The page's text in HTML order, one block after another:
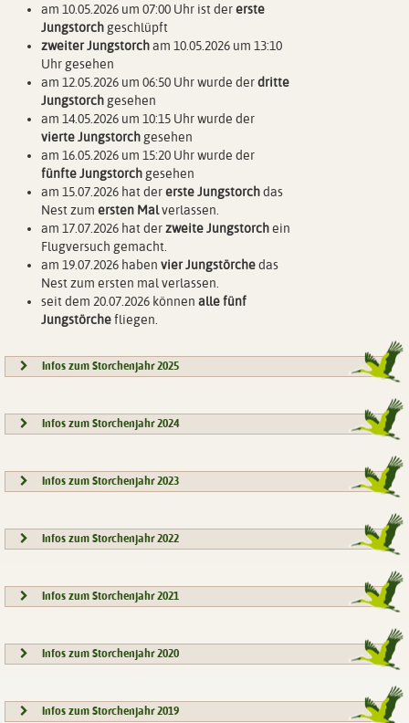
am 10.05.2026 um 07:00 Uhr ist dererste
Jungstorch geschlüpft
zweiter Jungstorcham 10.05.2026 um 13:10
Uhr gesehen
am 12.05.2026 um 06:50 Uhr wurde derdritte
Jungstorch gesehen
am 14.05.2026 um 10:15 Uhr wurde der
vierte Jungstorch gesehen
am 16.05.2026 um 15:20 Uhr wurde der
fünfte Jungstorch gesehen
am 15.07.2026 hat dererste Jungstorchdas
Nest zum ersten Malverlassen.
am 17.07.2026 hat derzweite Jungstorchein
Flugversuch gemacht.
am 19.07.2026 haben vier Jungstörchedas
Nest zum ersten mal verlassen.
seit dem 20.07.2026 können alle fünf
Jungstörchefliegen.
Infos zum Storchenjahr 2025
Infos zum Storchenjahr 2024
Infos zum Storchenjahr 2023
Infos zum Storchenjahr 2022
Infos zum Storchenjahr 2021
Infos zum Storchenjahr 2020
Infos zum Storchenjahr 2019